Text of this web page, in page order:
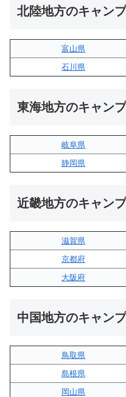
北陸地方のキャン
富山県
石川県
東海地方のキャン
岐阜県
静岡県
近畿地方のキャン
滋賀県
京都府
大阪府
中国地方のキャン
鳥取県
島根県
岡山県